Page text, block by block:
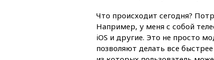
Что происходит сегодня?
Например, у меня с собой
iOS и другие. Это не просто
позволяют делать все